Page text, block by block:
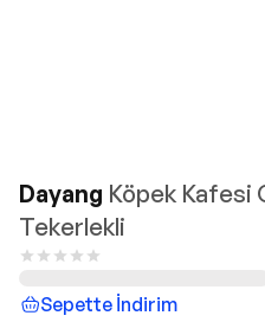
Dayang Köpek Kafesi
Tekerlekli
Sepette İndirim